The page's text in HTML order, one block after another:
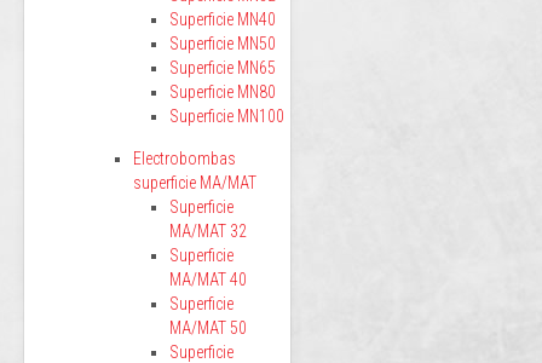
Superficie MN40
Superficie MN50
Superficie MN65
Superficie MN80
Superficie MN100
Electrobombas
superficie MA/MAT
Superficie
MA/MAT 32
Superficie
MA/MAT 40
Superficie
MA/MAT 50
Superficie